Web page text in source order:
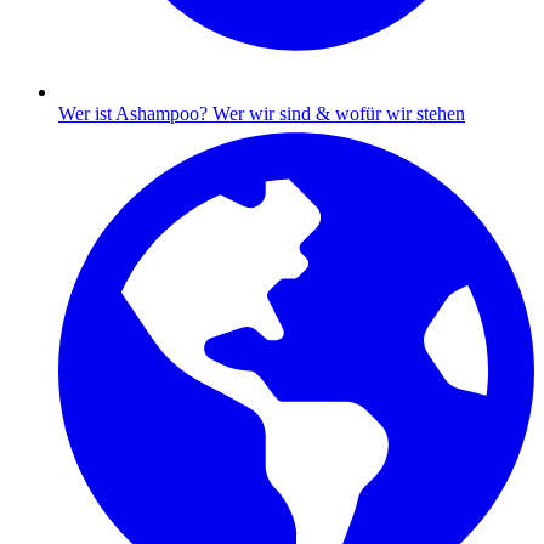
Wer ist Ashampoo? Wer wir sind & wofür wir stehen